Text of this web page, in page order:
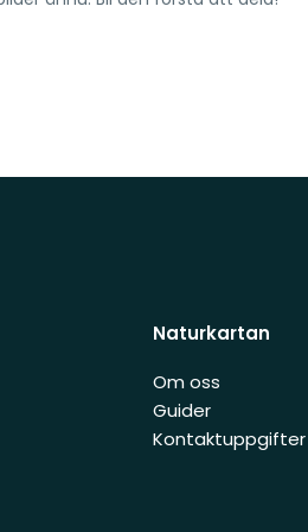
Naturkartan
Om oss
Guider
Kontaktuppgifter